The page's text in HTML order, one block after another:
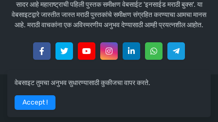
सादर आहे महाराष्ट्राची पहिली पुस्तक समीक्षण वेबसाईट 'इनसाईड मराठी बुक्स'. या
वेबसाइटद्वारे जास्तीत जास्त मराठी पुस्तकांचे समीक्षण संग्रहित करण्याचा आमचा मानस
आहे. मराठी वाचकांना एक अविस्मरणीय अनुभव देण्यासाठी आम्ही प्रयत्नशील आहोत.
प्रायव्हसी पॉलिसी
वेबसाइट तुमचा अनुभव सुधारण्यासाठी कुकीजचा वापर करते.
Accept !